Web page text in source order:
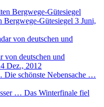
Bergwege-Gütesiegel 3 Juni,
von deutschen und
4 Dez., 2012
Die schönste Nebensache …
Das Winterfinale fiel